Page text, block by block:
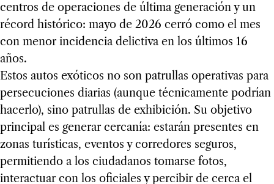
centros de operaciones de última generación y un
récord histórico: mayo de 2026 cerró como el mes
con menor incidencia delictiva en los últimos 16
años.
Estos autos exóticos no son patrullas operativas para
persecuciones diarias (aunque técnicamente podrían
hacerlo), sino patrullas de exhibición. Su objetivo
principal es generar cercanía: estarán presentes en
zonas turísticas, eventos y corredores seguros,
permitiendo a los ciudadanos tomarse fotos,
interactuar con los oficiales y percibir de cerca el